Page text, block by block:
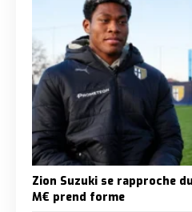
Zion Suzuki se rapproche
M€ prend forme